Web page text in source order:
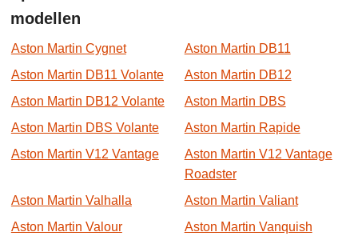
modellen
Aston Martin Cygnet
Aston Martin DB11
Aston Martin DB11 Volante
Aston Martin DB12
Aston Martin DB12 Volante
Aston Martin DBS
Aston Martin DBS Volante
Aston Martin Rapide
Aston Martin V12 Vantage
Aston Martin V12 Vantage
Roadster
Aston Martin Valhalla
Aston Martin Valiant
Aston Martin Valour
Aston Martin Vanquish